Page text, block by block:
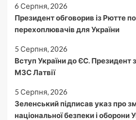
6 Серпня, 2026
Президент обговорив із Рютте
перехоплювачів для України
5 Серпня, 2026
Вступ України до ЄС. Президент
МЗС Латвії
5 Серпня, 2026
Зеленський підписав указ про
національної безпеки і оборони